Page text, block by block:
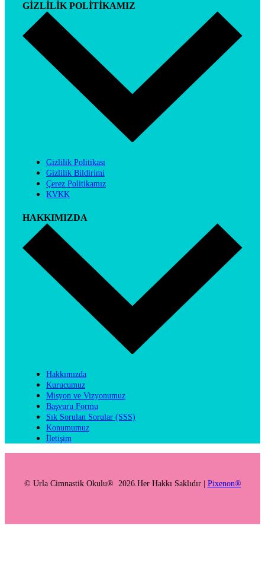
GİZLİLİK POLİTİKAMIZ
Gizlilik Politikası
Gizlilik Bildirimi
Çerez Politikamız
KVKK
HAKKIMIZDA
Hakkımızda
Kurucumuz
Misyon ve Vizyonumuz
Başvuru Formu
Sık Sorulan Sorular (SSS)
Konumumuz
İletişim
© Urla Cimnastik Okulu® 2026.Her Hakkı Saklıdır | Pixenon®